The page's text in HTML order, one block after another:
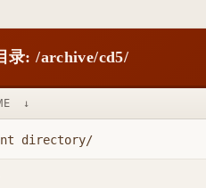
录: /archive/cd5/
↓
directory/